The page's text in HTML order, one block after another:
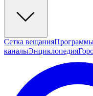
Сетка вещания
каналыЭнциклопедия